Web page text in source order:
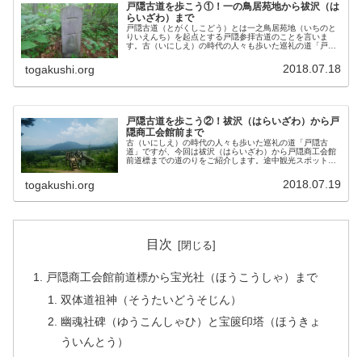
戸隠古道を歩こう①！一の鳥居苑地から祓沢（は
らいざわ）まで
戸隠古道（とがくしこどう）とは一之鳥居苑地（いちのと
りいえんち）を起点とする戸隠参拝古道のことを言いま
す。古（いにしえ）の時代の人々も歩いた巡礼の道「戸隠
togakushi.org 2018.07.18
戸隠古道を歩こう②！祓沢（はらいざわ）から戸
隠商工会館前まで
古（いにしえ）の時代の人々も歩いた巡礼の道「戸隠古
道」ですが、今回は祓沢（はらいざわ）から戸隠商工会館
前道標までの道のりをご紹介します。途中観光スポットも
togakushi.org 2018.07.19
目次
戸隠商工会館前道標から宝光社（ほうこうしゃ）まで
双体道祖神（そうたいどうそじん）
幽魂社碑（ゆうこんしゃひ）と宝篋印塔（ほうきょ
ういんとう）